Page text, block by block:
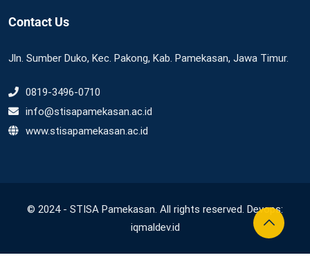
Contact Us
Jln. Sumber Duko, Kec. Pakong, Kab. Pamekasan, Jawa Timur.
0819-3496-0710
info@stisapamekasan.ac.id
www.stisapamekasan.ac.id
© 2024 - STISA Pamekasan. All rights reserved. Devops:
iqmaldev.id